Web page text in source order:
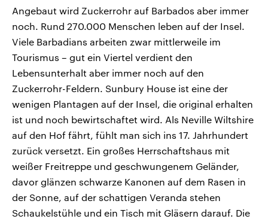
Angebaut wird Zuckerrohr auf Barbados aber immer
noch. Rund 270.000 Menschen leben auf der Insel.
Viele Barbadians arbeiten zwar mittlerweile im
Tourismus – gut ein Viertel verdient den
Lebensunterhalt aber immer noch auf den
Zuckerrohr-Feldern. Sunbury House ist eine der
wenigen Plantagen auf der Insel, die original erhalten
ist und noch bewirtschaftet wird. Als Neville Wiltshire
auf den Hof fährt, fühlt man sich ins 17. Jahrhundert
zurück versetzt. Ein großes Herrschaftshaus mit
weißer Freitreppe und geschwungenem Geländer,
davor glänzen schwarze Kanonen auf dem Rasen in
der Sonne, auf der schattigen Veranda stehen
Schaukelstühle und ein Tisch mit Gläsern darauf. Die